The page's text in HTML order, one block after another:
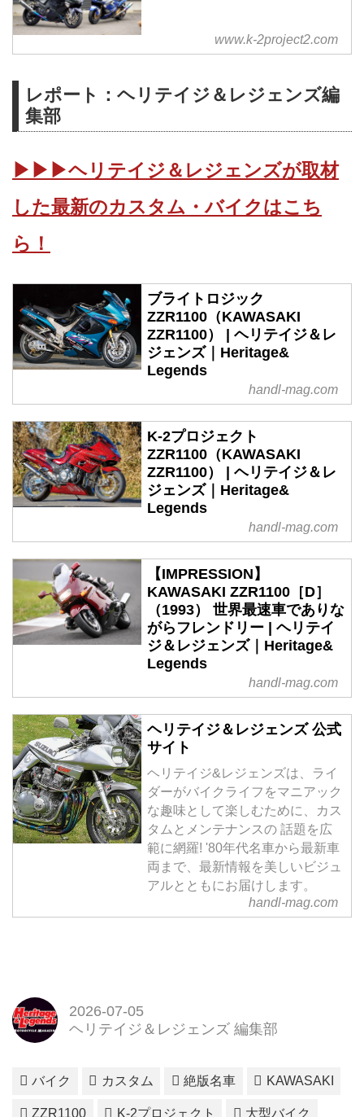
www.k-2project2.com
レポート：ヘリテイジ＆レジェンズ編
集部
▶▶▶ヘリテイジ＆レジェンズが取材
した最新のカスタム・バイクはこち
ら！
ブライトロジック
ZZR1100（KAWASAKI
ZZR1100） | ヘリテイジ＆レ
ジェンズ｜Heritage&
Legends
handl-mag.com
K-2プロジェクト
ZZR1100（KAWASAKI
ZZR1100） | ヘリテイジ＆レ
ジェンズ｜Heritage&
Legends
handl-mag.com
【IMPRESSION】
KAWASAKI ZZR1100［D］
（1993） 世界最速車でありな
がらフレンドリー | ヘリテイ
ジ＆レジェンズ｜Heritage&
Legends
handl-mag.com
ヘリテイジ＆レジェンズ 公式
サイト
ヘリテイジ&レジェンズは、ライ
ダーがバイクライフをマニアック
な趣味として楽しむために、カス
タムとメンテナンスの 話題を広
範に網羅! '80年代名車から最新車
両まで、最新情報を美しいビジュ
アルとともにお届けします。
handl-mag.com
2026-07-05
ヘリテイジ＆レジェンズ 編集部
バイク カスタム 絶版名車 KAWASAKI
ZZR1100 K-2プロジェクト 大型バイク